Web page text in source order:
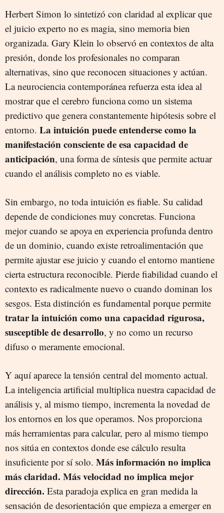
Herbert Simon lo sintetizó con claridad al explicar que
el juicio experto no es magia, sino memoria bien
organizada. Gary Klein lo observó en contextos de alta
presión, donde los profesionales no comparan
alternativas, sino que reconocen situaciones y actúan.
La neurociencia contemporánea refuerza esta idea al
mostrar que el cerebro funciona como un sistema
predictivo que genera constantemente hipótesis sobre el
entorno. La intuición puede entenderse como la
manifestación consciente de esa capacidad de
anticipación, una forma de síntesis que permite actuar
cuando el análisis completo no es viable.
Sin embargo, no toda intuición es fiable. Su calidad
depende de condiciones muy concretas. Funciona
mejor cuando se apoya en experiencia profunda dentro
de un dominio, cuando existe retroalimentación que
permite ajustar ese juicio y cuando el entorno mantiene
cierta estructura reconocible. Pierde fiabilidad cuando el
contexto es radicalmente nuevo o cuando dominan los
sesgos. Esta distinción es fundamental porque permite
tratar la intuición como una capacidad rigurosa,
susceptible de desarrollo, y no como un recurso
difuso o meramente emocional.
Y aquí aparece la tensión central del momento actual.
La inteligencia artificial multiplica nuestra capacidad de
análisis y, al mismo tiempo, incrementa la novedad de
los entornos en los que operamos. Nos proporciona
más herramientas para calcular, pero al mismo tiempo
nos sitúa en contextos donde ese cálculo resulta
insuficiente por sí solo. Más información no implica
más claridad. Más velocidad no implica mejor
dirección. Esta paradoja explica en gran medida la
sensación de desorientación que empieza a emerger en